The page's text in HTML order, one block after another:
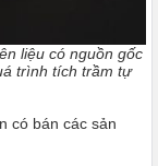
liệu có nguồn gốc
trình tích trầm tự
có bán các sản